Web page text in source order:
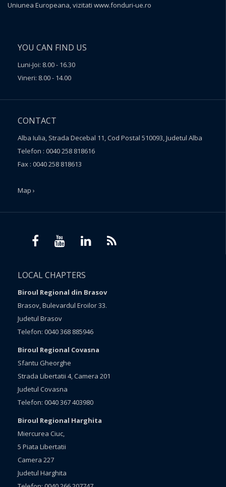
Uniunea Europeana, vizitati www.fonduri-ue.ro
YOU CAN FIND US
Luni-Joi: 8.00 - 16.30
Vineri: 8.00 - 14.00
CONTACT
Alba Iulia, Strada Decebal 11, Cod Postal 510093, Judetul Alba
Telefon : 0040 258 818616
Fax : 0040 258 818613
Map ›
LOCAL CHAPTERS
Biroul Regional din Brasov
Brasov, Bulevardul Eroilor 33.
Judetul Brasov
Telefon: 0040 368 885946
Biroul Regional Covasna
Sfantu Gheorghe
Strada Libertatii 4, Camera 201
Judetul Covasna
Telefon: 0040 367 403980
Biroul Regional Harghita
Miercurea Ciuc,
5 Piata Libertatii
Camera 227
Judetul Harghita